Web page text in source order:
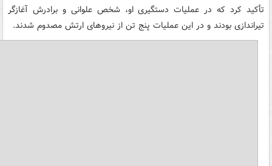
تأکید کرد که در عملیات دستگیری او، شخص علوانی و برادرش آغازگر
تیراندازی بودند و در این عملیات پنج تن از نیروهای ارتش مصدوم شدند.